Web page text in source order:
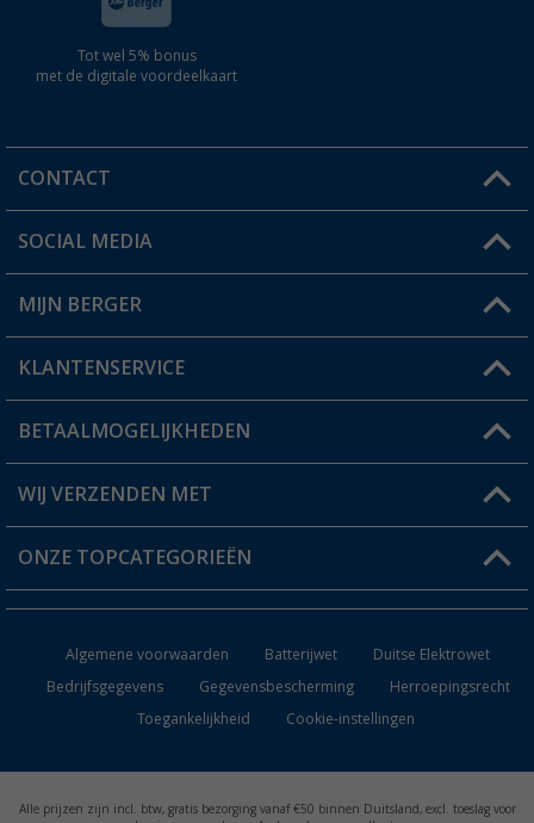
Tot wel 5% bonus
met de digitale voordeelkaart
CONTACT
Een vraag?
Winkel vinden
SOCIAL MEDIA
MIJN BERGER
Mijn account
Status bestelling
Verlanglijstje
KLANTENSERVICE
FAQ & Contact
Verzendinformatie
Catalogus
BETAALMOGELIJKHEDEN
WIJ VERZENDEN MET
ONZE TOPCATEGORIEËN
Campingmeubilair
Campingtoiletten
Algemene voorwaarden Batterijwet
Duitse Elektrowet
Bedrijfsgegevens
Gegevensbescherming
Herroepingsrecht
Toegankelijkheid
Cookie-instellingen
Alle prijzen zijn incl. btw, gratis bezorging vanaf €50 binnen Duitsland, excl. toeslag voor